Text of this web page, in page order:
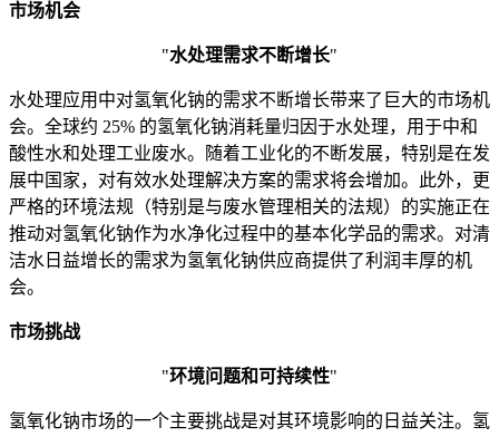
市场机会
"水处理需求不断增长"
水处理应用中对氢氧化钠的需求不断增长带来了巨大的市场机
会。全球约 25% 的氢氧化钠消耗量归因于水处理，用于中和
酸性水和处理工业废水。随着工业化的不断发展，特别是在发
展中国家，对有效水处理解决方案的需求将会增加。此外，更
严格的环境法规（特别是与废水管理相关的法规）的实施正在
推动对氢氧化钠作为水净化过程中的基本化学品的需求。对清
洁水日益增长的需求为氢氧化钠供应商提供了利润丰厚的机
会。
市场挑战
"环境问题和可持续性"
氢氧化钠市场的一个主要挑战是对其环境影响的日益关注。氢